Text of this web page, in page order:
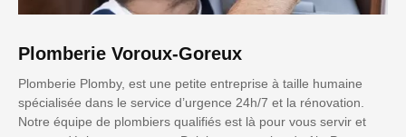
Plomberie Voroux-Goreux
Plomberie Plomby, est une petite entreprise à taille humaine
spécialisée dans le service d’urgence 24h/7 et la rénovation.
Notre équipe de plombiers qualifiés est là pour vous servir et